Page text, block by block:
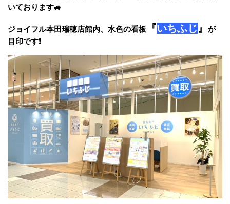
いております🚙
ジョイフル本田瑞穂店館内、水色の看板 『いちふじ』
が
目印です❗